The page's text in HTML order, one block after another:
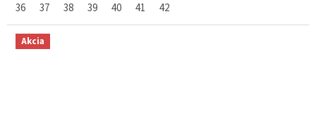
36 37 38 39 40 41 42
Akcia